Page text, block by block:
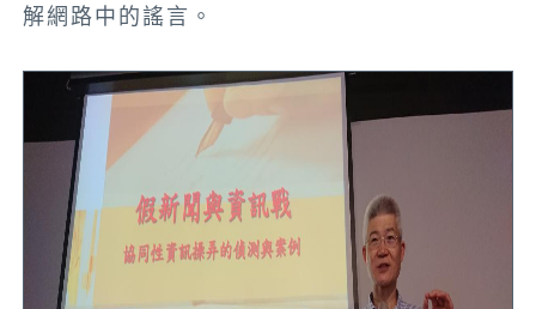
解網路中的謠言。